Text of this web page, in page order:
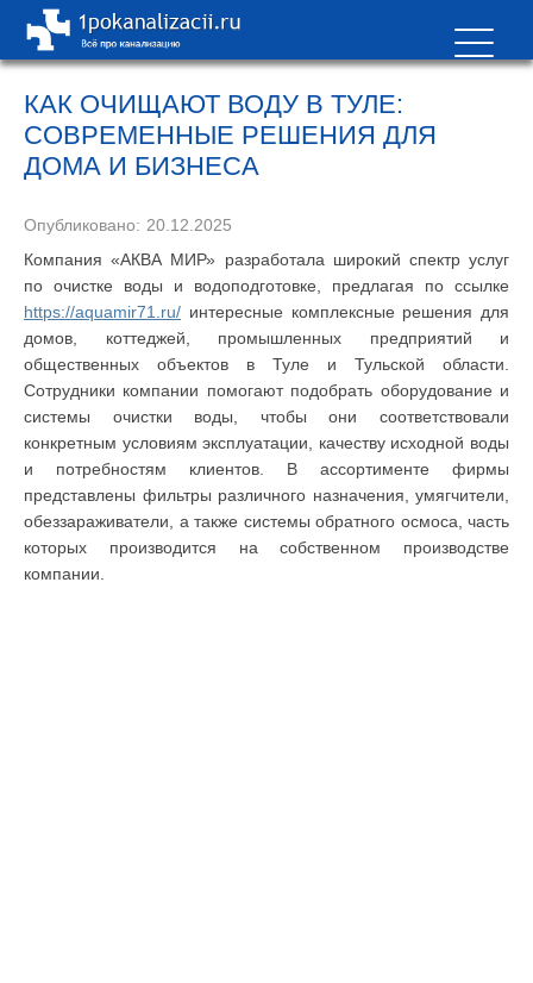
КАК ОЧИЩАЮТ ВОДУ В ТУЛЕ:
СОВРЕМЕННЫЕ РЕШЕНИЯ ДЛЯ
ДОМА И БИЗНЕСА
Опубликовано: 20.12.2025
Компания «АКВА МИР» разработала широкий спектр услуг
по очистке воды и водоподготовке, предлагая по ссылке
https://aquamir71.ru/ интересные комплексные решения для
домов, коттеджей, промышленных предприятий и
общественных объектов в Туле и Тульской области.
Сотрудники компании помогают подобрать оборудование и
системы очистки воды, чтобы они соответствовали
конкретным условиям эксплуатации, качеству исходной воды
и потребностям клиентов. В ассортименте фирмы
представлены фильтры различного назначения, умягчители,
обеззараживатели, а также системы обратного осмоса, часть
которых производится на собственном производстве
компании.